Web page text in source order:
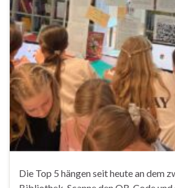
Die Top 5 hängen seit heute an dem